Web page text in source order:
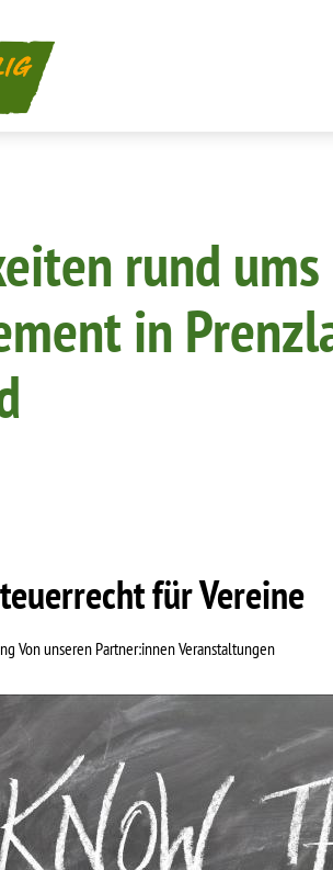
rund ums
in
für Vereine
Von unseren Partner:innen Veranstaltungen